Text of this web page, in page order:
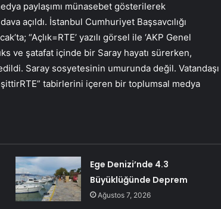
paylaşımı münasebet gösterilerek
açıldı. İstanbul Cumhuriyet Başsavcılığı
“Açlık=RTE’ yazılı görsel ile ‘AKP Genel
ve şatafat içinde bir Saray hayatı sürerken,
Saray sosyetesinin umurunda değil. Vatandaşı
tabirlerini içeren bir toplumsal medya
Ege Denizi’nde 4.3
Büyüklüğünde Deprem
Ağustos 7, 2026